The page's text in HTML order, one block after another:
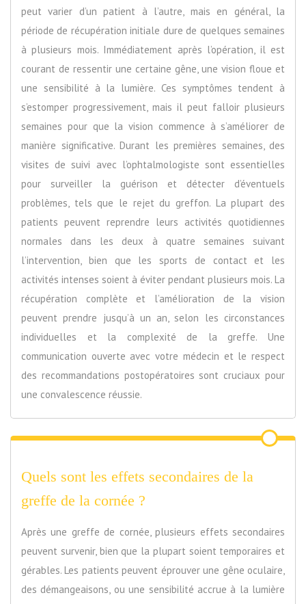
peut varier d’un patient à l’autre, mais en général, la
période de récupération initiale dure de quelques semaines
à plusieurs mois. Immédiatement après l’opération, il est
courant de ressentir une certaine gêne, une vision floue et
une sensibilité à la lumière. Ces symptômes tendent à
s’estomper progressivement, mais il peut falloir plusieurs
semaines pour que la vision commence à s’améliorer de
manière significative. Durant les premières semaines, des
visites de suivi avec l’ophtalmologiste sont essentielles
pour surveiller la guérison et détecter d’éventuels
problèmes, tels que le rejet du greffon. La plupart des
patients peuvent reprendre leurs activités quotidiennes
normales dans les deux à quatre semaines suivant
l’intervention, bien que les sports de contact et les
activités intenses soient à éviter pendant plusieurs mois. La
récupération complète et l’amélioration de la vision
peuvent prendre jusqu’à un an, selon les circonstances
individuelles et la complexité de la greffe. Une
communication ouverte avec votre médecin et le respect
des recommandations postopératoires sont cruciaux pour
une convalescence réussie.
Quels sont les effets secondaires de la
greffe de la cornée ?
Après une greffe de cornée, plusieurs effets secondaires
peuvent survenir, bien que la plupart soient temporaires et
gérables. Les patients peuvent éprouver une gêne oculaire,
des démangeaisons, ou une sensibilité accrue à la lumière